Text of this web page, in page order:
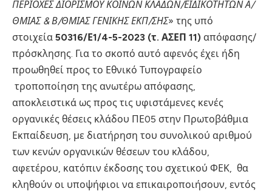
ΠΕΡΙΟΧΕΣ ΔΙΟΡΙΣΜΟΥ ΚΟΙΝΩΝ ΚΛΑΔΩΝ/ΕΙΔΙΚΟΤΗΤΩΝ Α/
ΘΜΙΑΣ & Β/ΘΜΙΑΣ ΓΕΝΙΚΗΣ ΕΚΠ/ΣΗΣ» της υπό
στοιχεία 50316/Ε1/4-5-2023 (τ. ΑΣΕΠ 11) απόφασης/
πρόσκλησης. Για το σκοπό αυτό αφενός έχει ήδη
προωθηθεί προς το Εθνικό Τυπογραφείο
τροποποίηση της ανωτέρω απόφασης,
αποκλειστικά ως προς τις υφιστάμενες κενές
οργανικές θέσεις κλάδου ΠΕ05 στην Πρωτοβάθμια
Εκπαίδευση, με διατήρηση του συνολικού αριθμού
των κενών οργανικών θέσεων του κλάδου,
αφετέρου, κατόπιν έκδοσης του σχετικού ΦΕΚ, θα
κληθούν οι υποψήφιοι να επικαιροποιήσουν, εντός